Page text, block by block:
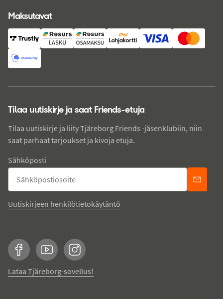
Maksutavat
Tilaa uutiskirje ja saat Friends-etuja
Tilaa uutiskirje ja liity Tjäreborg Friends -jäsenklubiin, niin
saat parhaat tarjoukset ja kivoja etuja.
Sähköposti
Uutiskirjeen henkilötietokäytäntö
FacebookYouTubeInstagram
Lataa Tjäreborg-sovellus!